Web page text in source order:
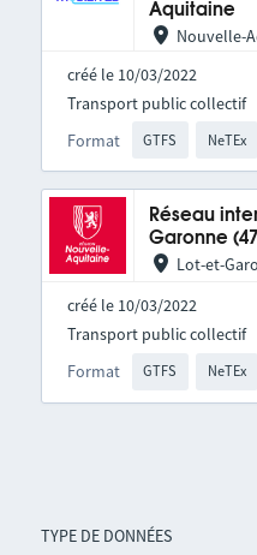
TYPE DE DONNÉES
Aquitaine
Nouvelle-
créé le 10/03/2022
Format GTFS NeTEx
Transport public collectif
Réseau
Garonne
Lot-et-
créé le 10/03/2022
Format GTFS NeTEx
Transport public collectif